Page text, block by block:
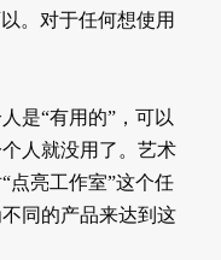
。对于任何想使用
是“有用的”，可以
人就没用了。艺术
点亮工作室”这个任
同的产品来达到这